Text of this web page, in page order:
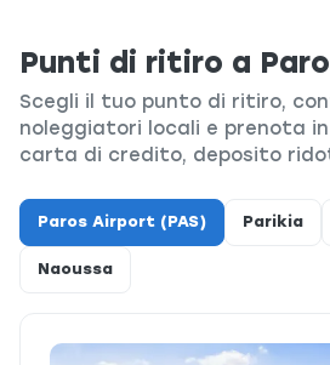
Punti di ritiro a
Scegli il tuo punto di ritiro,
noleggiatori locali e prenota
carta di credito, deposito
Paros Airport (PAS) Parikia
Naoussa